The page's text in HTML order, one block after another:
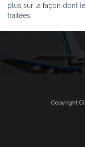
plus sur la façon dont
traitées
Copyright